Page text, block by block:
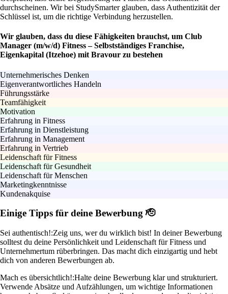
durchscheinen. Wir bei StudySmarter glauben, dass Authentizität der
Schlüssel ist, um die richtige Verbindung herzustellen.
Wir glauben, dass du diese Fähigkeiten brauchst, um Club
Manager (m/w/d) Fitness – Selbstständiges Franchise,
Eigenkapital (Itzehoe) mit Bravour zu bestehen
Unternehmerisches Denken
Eigenverantwortliches Handeln
Führungsstärke
Teamfähigkeit
Motivation
Erfahrung in Fitness
Erfahrung in Dienstleistung
Erfahrung in Management
Erfahrung in Vertrieb
Leidenschaft für Fitness
Leidenschaft für Gesundheit
Leidenschaft für Menschen
Marketingkenntnisse
Kundenakquise
Einige Tipps für deine Bewerbung 🫡
Sei authentisch!:Zeig uns, wer du wirklich bist! In deiner Bewerbung
solltest du deine Persönlichkeit und Leidenschaft für Fitness und
Unternehmertum rüberbringen. Das macht dich einzigartig und hebt
dich von anderen Bewerbungen ab.
Mach es übersichtlich!:Halte deine Bewerbung klar und strukturiert.
Verwende Absätze und Aufzählungen, um wichtige Informationen